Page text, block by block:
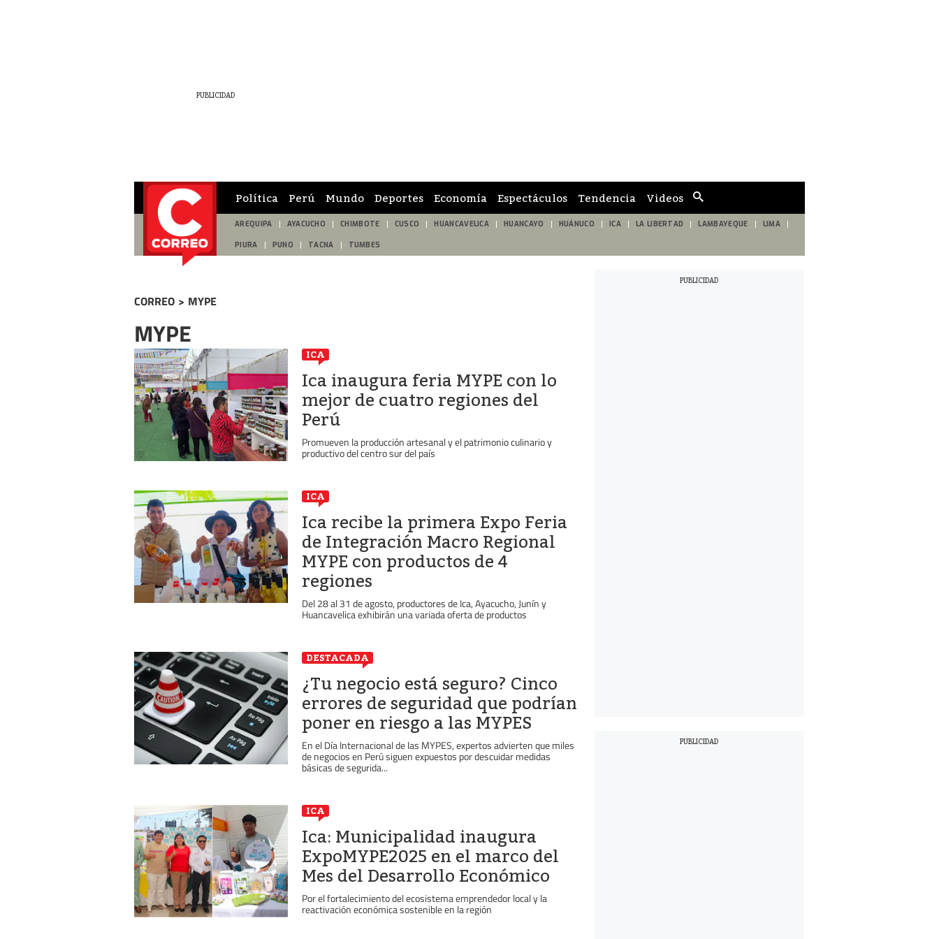
de
búsqueda
Política Perú Mundo Deportes Economía Espectáculos Tendencia Videos
AREQUIPA AYACUCHO CHIMBOTE CUSCO HUANCAVELICA HUANCAYO HUÁNUCO ICA LA LIBERTAD LAMBAYEQUE LIMA
PIURA PUNO TACNA TUMBES
CORREO > MYPE
MYPE
ICA
Ica inaugura feria MYPE con lo
mejor de cuatro regiones del
Perú
Promueven la producción artesanal y el patrimonio culinario y
productivo del centro sur del país
ICA
Ica recibe la primera Expo Feria
de Integración Macro Regional
MYPE con productos de 4
regiones
Del 28 al 31 de agosto, productores de Ica, Ayacucho, Junín y
Huancavelica exhibirán una variada oferta de productos
DESTACADA
¿Tu negocio está seguro? Cinco
errores de seguridad que podrían
poner en riesgo a las MYPES
En el Día Internacional de las MYPES, expertos advierten que miles
de negocios en Perú siguen expuestos por descuidar medidas
básicas de segurida...
ICA
Ica: Municipalidad inaugura
ExpoMYPE2025 en el marco del
Mes del Desarrollo Económico
Por el fortalecimiento del ecosistema emprendedor local y la
reactivación económica sostenible en la región